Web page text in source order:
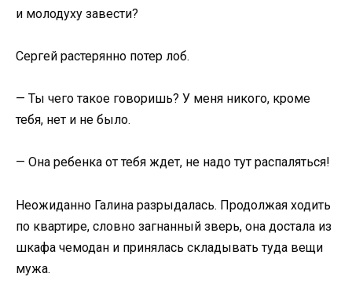
и молодуху завести?
Сергей растерянно потер лоб.
— Ты чего такое говоришь? У меня никого, кроме
тебя, нет и не было.
— Она ребенка от тебя ждет, не надо тут распаляться!
Неожиданно Галина разрыдалась. Продолжая ходить
по квартире, словно загнанный зверь, она достала из
шкафа чемодан и принялась складывать туда вещи
мужа.